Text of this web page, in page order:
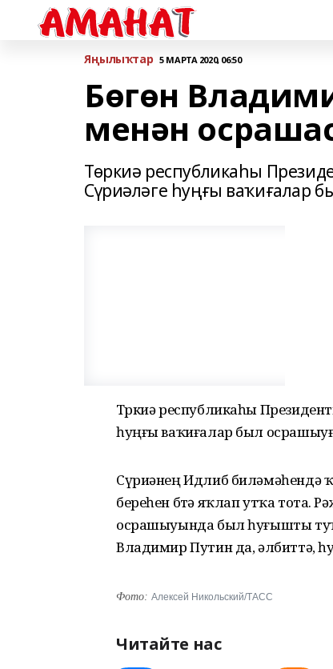
Яңылыҡтар 5 МАРТА 2020, 06:50
Бөгөн
менән
Төркиә республикаһы
Сүриәләге һуңғы ваҡиғалар
Төркиә республикаһы
һуңғы ваҡиғалар был
Сүриәнең Идлиб биләмәһендә
береһен бөтә яҡлап утҡа тота.
осрашыуында был һуғышты
Владимир Путин да, әлбиттә,
Фото: Алексей Никольский/ТАСС
Читайте нас